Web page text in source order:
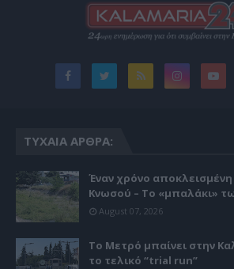
ΤΥΧΑΊΑ ΆΡΘΡΑ:
Έναν χρόνο
Κνωσού – Το «μπαλάκι»
August 07, 2026
Το Μετρό μπαίνει στην
το τελικό “trial run”